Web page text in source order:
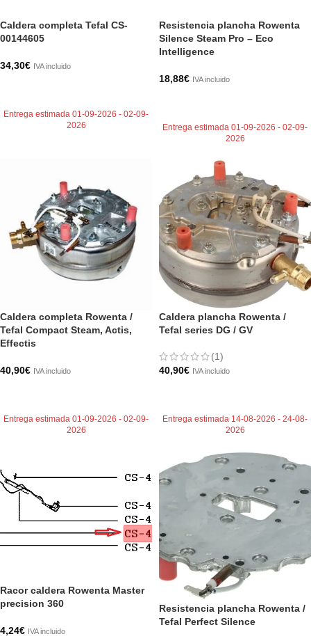
Caldera completa Tefal CS-
00144605
34,30€ IVA incluido
Entrega estimada 01-09-2026 - 02-09-
2026
Resistencia plancha Rowenta
Silence Steam Pro – Eco
Intelligence
18,88€ IVA incluido
Entrega estimada 01-09-2026 - 02-09-
2026
Caldera completa Rowenta /
Tefal Compact Steam, Actis,
Effectis
40,90€ IVA incluido
Entrega estimada 01-09-2026 - 02-09-
2026
Caldera plancha Rowenta /
Tefal series DG / GV
(1)
40,90€ IVA incluido
Entrega estimada 14-08-2026 - 24-08-
2026
Racor caldera Rowenta Master
precision 360
4,24€ IVA incluido
Resistencia plancha Rowenta /
Tefal Perfect Silence